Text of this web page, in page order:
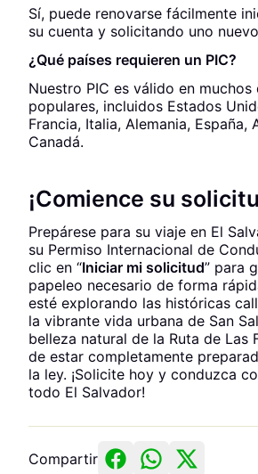
Sí, puede renovarse fácilmente
su cuenta y solicitando uno
¿Qué países requieren un PIC?
Nuestro PIC es válido en muchos
populares, incluidos Estados
Francia, Italia, Alemania, España,
Canadá.
¡Comience su
Prepárese para su viaje en El
su Permiso Internacional de
clic en “Iniciar mi solicitud” para
papeleo necesario de forma
esté explorando las históricas
la vibrante vida urbana de San
belleza natural de la Ruta de Las
de estar completamente
la ley. ¡Solicite hoy y conduzca
todo El Salvador!
Compartir